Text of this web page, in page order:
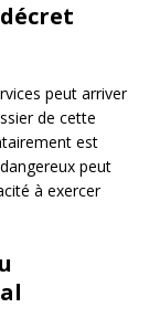
peut arriver
de cette
est
peut
à exercer